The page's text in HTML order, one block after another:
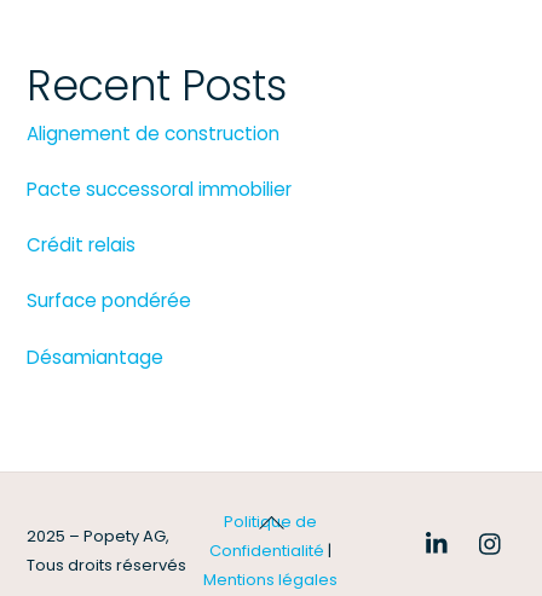
Recent Posts
Alignement de construction
Pacte successoral immobilier
Crédit relais
Surface pondérée
Désamiantage
Back
To
Top
2025 – Popety AG,
Tous droits réservés
Politique de
Confidentialité |
Mentions légales